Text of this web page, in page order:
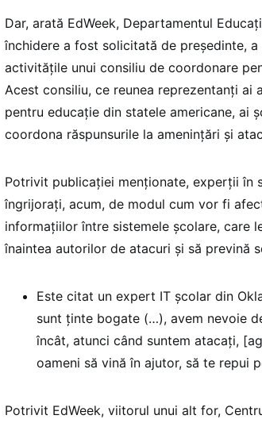
Dar, arată EdWeek, Departamentul
închidere a fost solicitată de președinte,
activitățile unui consiliu de coordonare
Acest consiliu, ce reunea reprezentanți
pentru educație din statele americane, ai
coordona răspunsurile la amenințări și
Potrivit publicației menționate, experții în
îngrijorați, acum, de modul cum vor fi
informațiilor între sistemele școlare, care
înaintea autorilor de atacuri și să prevină
Este citat un expert IT școlar din
sunt ținte bogate (…), avem nevoie
încât, atunci când suntem atacați,
oameni să vină în ajutor, să te repui
Potrivit EdWeek, viitorul unui alt for,